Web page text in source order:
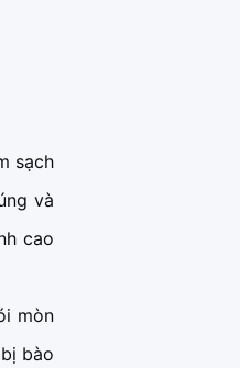
sạch
và
cao
mòn
bào